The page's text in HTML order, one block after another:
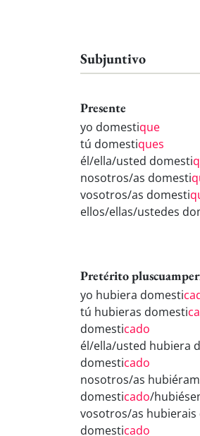
Subjuntivo
Presente
yo domestique
tú domestiques
él/ella/usted domesti
nosotros/as domesti
vosotros/as domesti
ellos/ellas/ustedes
Pretérito
yo hubiera domesti
tú hubieras domesti
domesticado
él/ella/usted hubiera
domesticado
nosotros/as
domesticado/
vosotros/as hubierais
domesticado